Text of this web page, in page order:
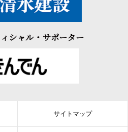
シャル・サポーター
サイトマップ